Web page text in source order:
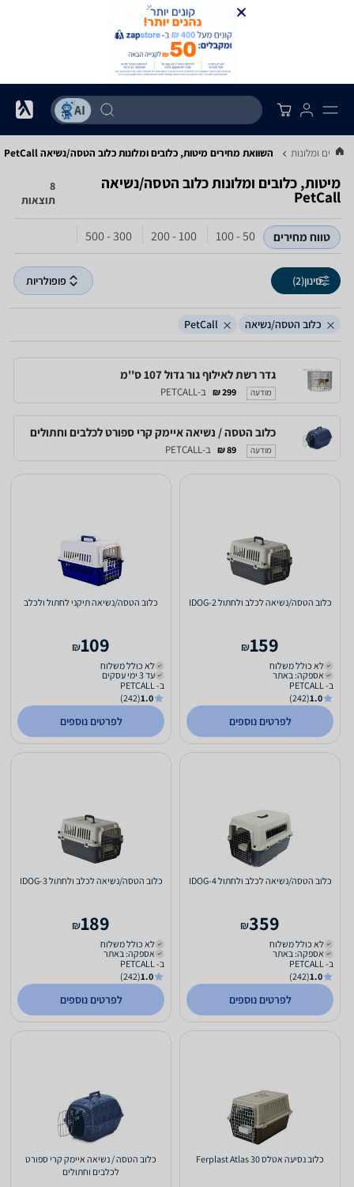
כלובים ומלונות השוואת מחירים מיטות, כלובים ומלונות ‏כלוב הטסה/נשיאה ‏PetCall
מיטות, כלובים ומלונות ‏כלוב הטסה/נשיאה
8
תוצאות
טווח מחירים 50 - 100
100 - 200
300 - 500
סינון(2) פופולריות
כלוב הטסה/נשיאה PetCall
גדר רשת לאילוף גור גדול 107 ס''מ
מודעה 299 ₪ ב-PETCALL
כלוב הטסה / נשיאה איימק קרי ספורט לכלבים וחתולים
מודעה 89 ₪ ב-PETCALL
כלוב הטסה/נשיאה לכלב ולחתול IDOG-2
159
₪
לא כולל משלוח
אספקה: באתר
ב- PETCALL
1.0
(242)
לפרטים נוספים
כלוב הטסה/נשיאה תיקני לחתול ולכלב
109
₪
לא כולל משלוח
עד 3 ימי עסקים
ב- PETCALL
1.0
(242)
לפרטים נוספים
כלוב הטסה/נשיאה לכלב ולחתול IDOG-4
359
₪
לא כולל משלוח
אספקה: באתר
ב- PETCALL
1.0
(242)
לפרטים נוספים
כלוב הטסה/נשיאה לכלב ולחתול IDOG-3
189
₪
לא כולל משלוח
אספקה: באתר
ב- PETCALL
1.0
(242)
לפרטים נוספים
כלוב נסיעה אטלס 30 Ferplast Atlas
כלוב הטסה / נשיאה איימק קרי ספורט
לכלבים וחתולים